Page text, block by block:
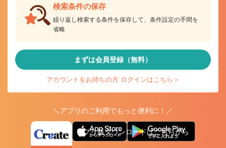
検索条件の保存
繰り返し検索する条件を保存して、条件設定の手間を
省略
まずは会員登録（無料）
アカウントをお持ちの方 ログインはこちら＞
＼アプリのご利用でもっと便利に！／
アプリ版ダウンロードはこちらから